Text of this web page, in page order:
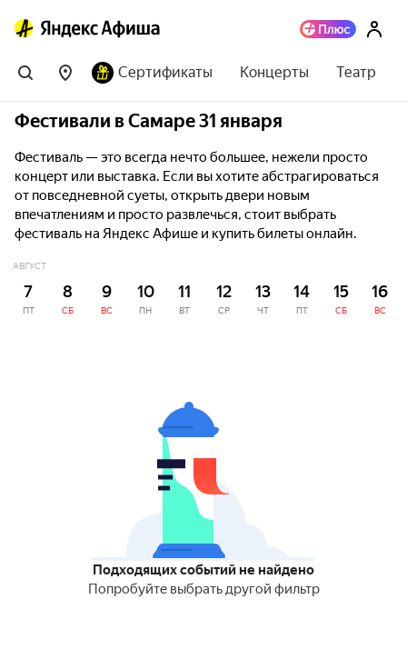
Сертификаты Концерты Театр
Фестивали в Самаре 31 января
Фестиваль — это всегда нечто большее, нежели просто
концерт или выставка. Если вы хотите абстрагироваться
от повседневной суеты, открыть двери новым
впечатлениям и просто развлечься, стоит выбрать
фестиваль на Яндекс Афише и купить билеты онлайн.
АВГУСТ
7
ПТ
8
СБ
9
ВС
10
ПН
11
ВТ
12
СР
13
ЧТ
14
ПТ
15
СБ
16
ВС
Подходящих событий не найдено
Попробуйте выбрать другой фильтр